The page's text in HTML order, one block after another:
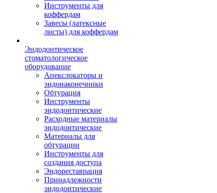
Инструменты для
коффердам
Завесы (латексные
листы) для коффердам
Эндодонтическое
стоматологическое
оборудование
Апекслокаторы и
эндонаконечники
Обтурация
Инструменты
эндодонтические
Расходные материалы
эндодонтические
Материалы для
обтурации
Инструменты для
создания доступа
Эндореставрация
Принадлежности
эндодонтические